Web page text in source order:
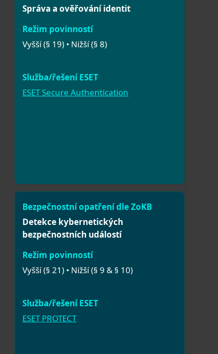
Správa a ověřování identit
Vyšší (§ 19) • Nižší (§ 8)
ESET Secure Authentication
Detekce kybernetických
bezpečnostních událostí
Vyšší (§ 21) • Nižší (§ 9 & § 10)
ESET PROTECT